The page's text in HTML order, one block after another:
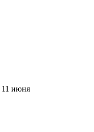
11 июня